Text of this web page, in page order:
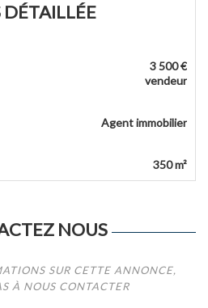
3 500 €
vendeur
Agent immobilier
350 m²
NOUS
SUR CETTE ANNONCE,
À NOUS CONTACTER